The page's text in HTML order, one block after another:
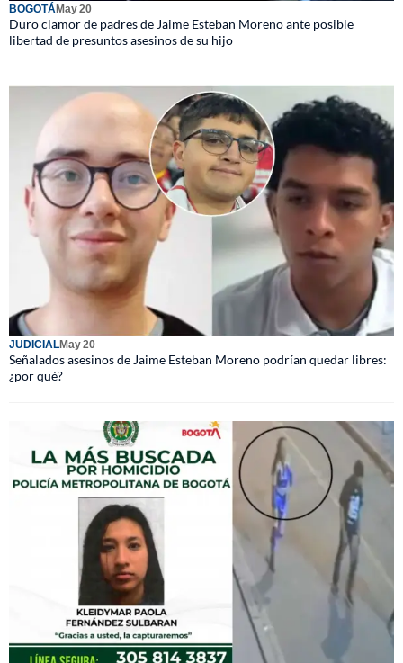
BOGOTÁMay 20
Duro clamor de padres de Jaime Esteban Moreno ante posible
libertad de presuntos asesinos de su hijo
JUDICIALMay 20
Señalados asesinos de Jaime Esteban Moreno podrían quedar libres:
¿por qué?